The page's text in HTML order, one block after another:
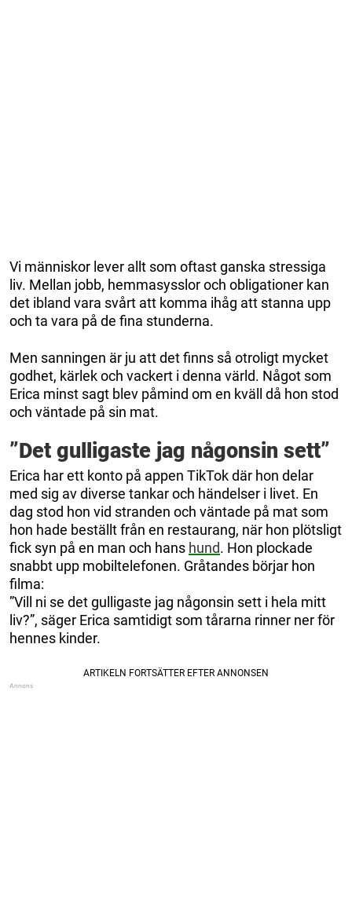
Vi människor lever allt som oftast ganska stressiga
liv. Mellan jobb, hemmasysslor och obligationer kan
det ibland vara svårt att komma ihåg att stanna upp
och ta vara på de fina stunderna.
Men sanningen är ju att det finns så otroligt mycket
godhet, kärlek och vackert i denna värld. Något som
Erica minst sagt blev påmind om en kväll då hon stod
och väntade på sin mat.
”Det gulligaste jag någonsin sett”
Erica har ett konto på appen TikTok där hon delar
med sig av diverse tankar och händelser i livet. En
dag stod hon vid stranden och väntade på mat som
hon hade beställt från en restaurang, när hon plötsligt
fick syn på en man och hans hund. Hon plockade
snabbt upp mobiltelefonen. Gråtandes börjar hon
filma:
”Vill ni se det gulligaste jag någonsin sett i hela mitt
liv?”, säger Erica samtidigt som tårarna rinner ner för
hennes kinder.